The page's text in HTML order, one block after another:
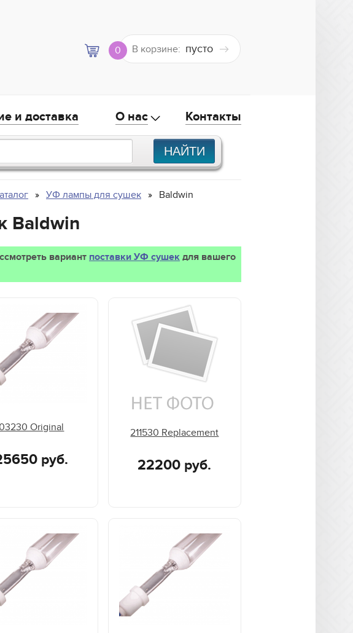
0 В корзине: пусто
и доставка О нас Контакты
УФ лампы для сушек Baldwin
Baldwin
вариант поставки УФ сушек для вашего
Original
руб.
211530 Replacement
22200 руб.